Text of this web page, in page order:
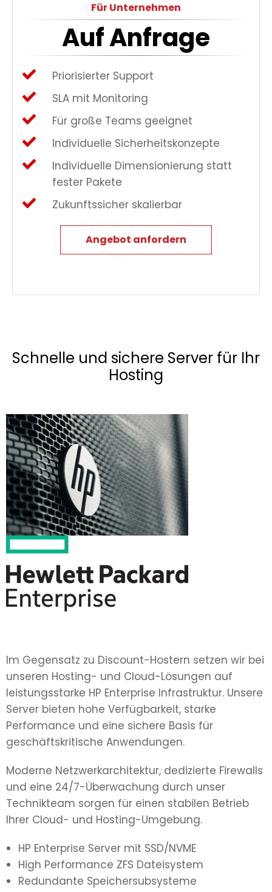
Für Unternehmen
Auf Anfrage
Priorisierter Support
SLA mit Monitoring
Für große Teams geeignet
Individuelle Sicherheitskonzepte
Individuelle Dimensionierung statt
fester Pakete
Zukunftssicher skalierbar
Angebot anfordern
Schnelle und sichere Server für Ihr
Hosting
Im Gegensatz zu Discount-Hostern setzen wir bei
unseren Hosting- und Cloud-Lösungen auf
leistungsstarke HP Enterprise Infrastruktur. Unsere
Server bieten hohe Verfügbarkeit, starke
Performance und eine sichere Basis für
geschäftskritische Anwendungen.
Moderne Netzwerkarchitektur, dedizierte Firewalls
und eine 24/7-Überwachung durch unser
Technikteam sorgen für einen stabilen Betrieb
Ihrer Cloud- und Hosting-Umgebung.
HP Enterprise Server mit SSD/NVME
High Performance ZFS Dateisystem
Redundante Speichersubsysteme